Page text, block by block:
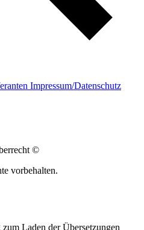
Impressum/Datenschutz
©
vorbehalten.
Laden der Übersetzungen